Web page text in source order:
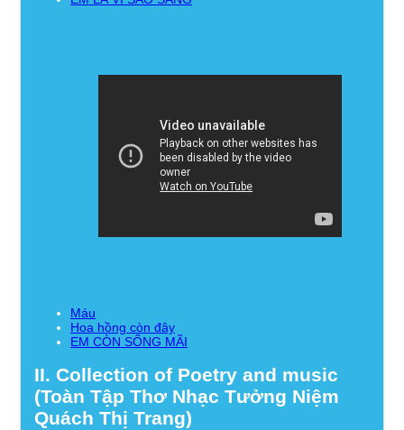
Máu
Hoa hồng còn đây
EM CÒN SỐNG MÃI
II. Collection of Poetry and music
(Toàn Tập Thơ Nhạc Tưởng Niệm
Quách Thị Trang)